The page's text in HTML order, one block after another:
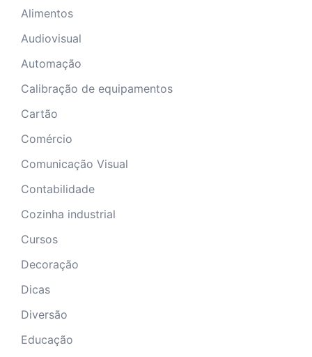
Alimentos
Audiovisual
Automação
Calibração de equipamentos
Cartão
Comércio
Comunicação Visual
Contabilidade
Cozinha industrial
Cursos
Decoração
Dicas
Diversão
Educação